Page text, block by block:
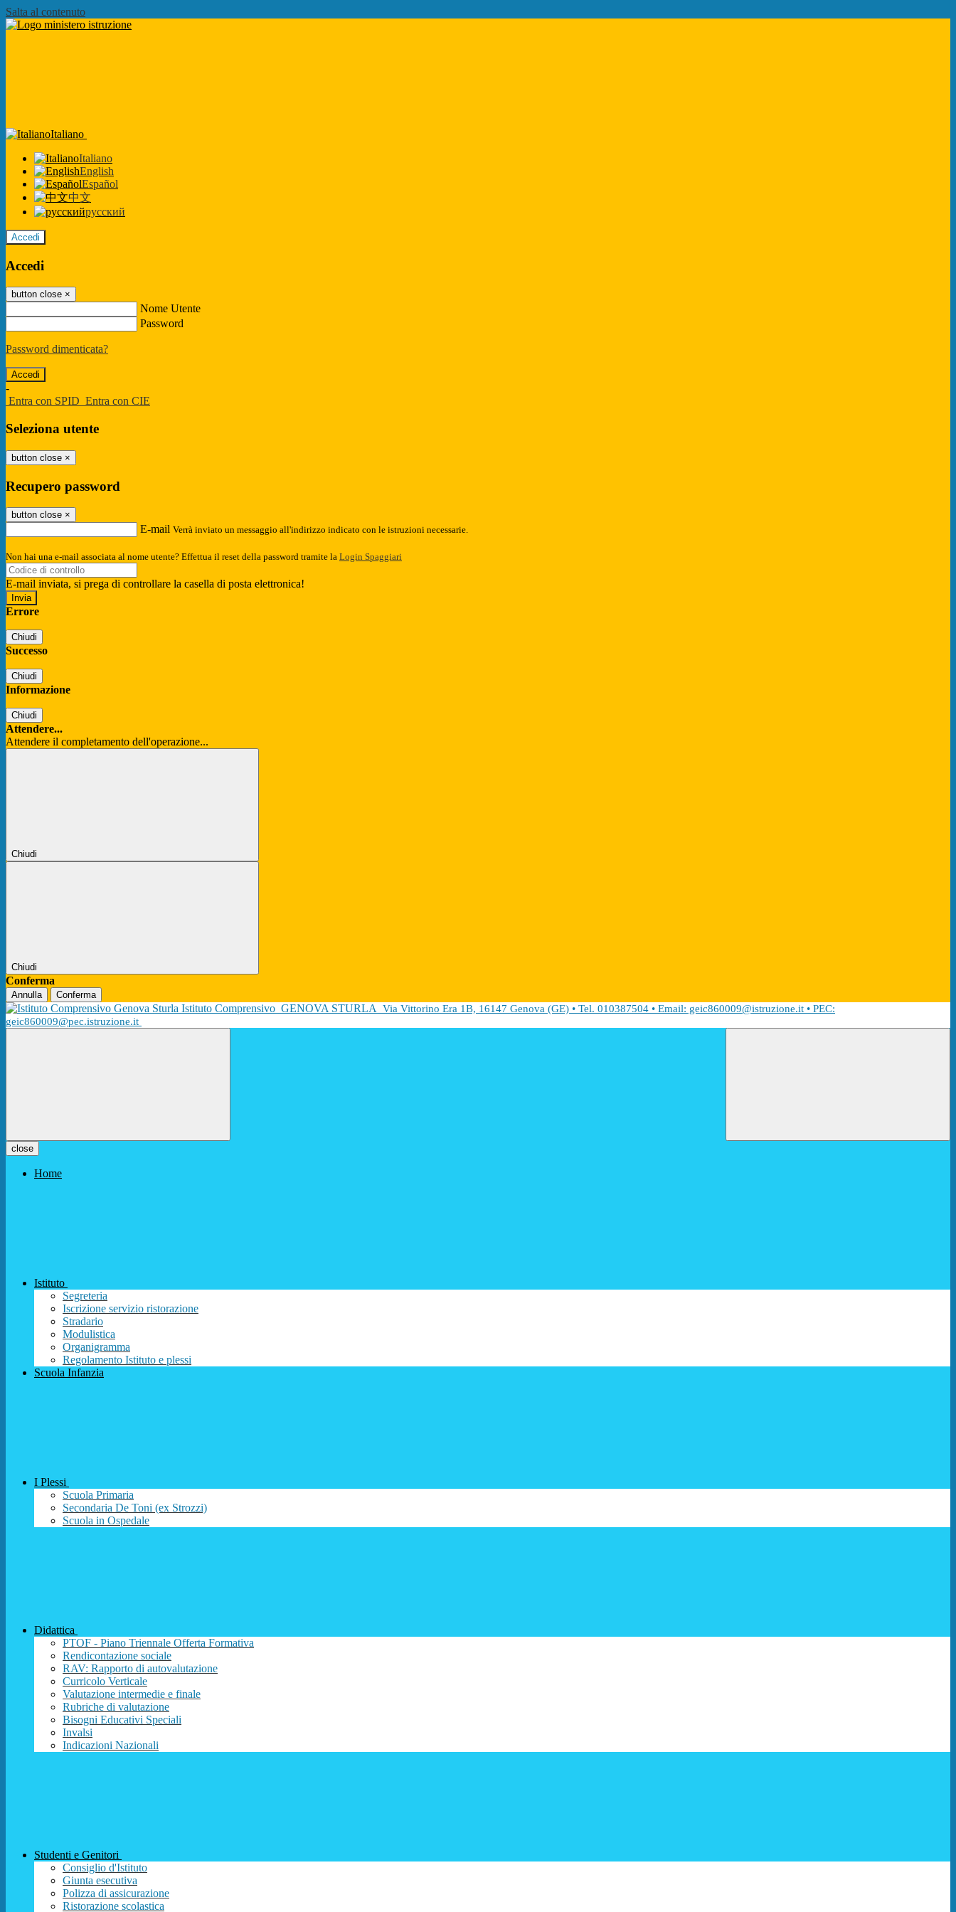
Salta al contenuto
Italiano
Italiano
English
Español
中文
русский
Accedi
Accedi
button close ×
Nome Utente
Password
Password dimenticata?
-
Entra con SPID Entra con CIE
Seleziona utente
button close ×
Recupero password
button close ×
E-mail Verrà inviato un messaggio all'indirizzo indicato con le istruzioni necessarie.
Non hai una e-mail associata al nome utente? Effettua il reset della password tramite la Login Spaggiari
E-mail inviata, si prega di controllare la casella di posta elettronica!
Errore
Chiudi
Successo
Chiudi
Informazione
Chiudi
Attendere...
Attendere il completamento dell'operazione...
Chiudi
Chiudi
Conferma
Annulla Conferma
Istituto Comprensivo GENOVA STURLA
Via Vittorino Era 1B, 16147 Genova (GE) • Tel. 010387504 • Email: geic860009@istruzione.it • PEC:
geic860009@pec.istruzione.it
close
Home
Istituto
Segreteria
Iscrizione servizio ristorazione
Stradario
Modulistica
Organigramma
Regolamento Istituto e plessi
Scuola Infanzia
I Plessi
Scuola Primaria
Secondaria De Toni (ex Strozzi)
Scuola in Ospedale
Didattica
PTOF - Piano Triennale Offerta Formativa
Rendicontazione sociale
RAV: Rapporto di autovalutazione
Curricolo Verticale
Valutazione intermedie e finale
Rubriche di valutazione
Bisogni Educativi Speciali
Invalsi
Indicazioni Nazionali
Studenti e Genitori
Consiglio d'Istituto
Giunta esecutiva
Polizza di assicurazione
Ristorazione scolastica